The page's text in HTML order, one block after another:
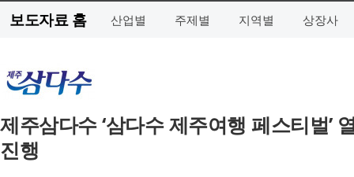
보도자료 홈 산업별 주제별 지역별 상장사
제주삼다수 ‘삼다수 제주여행 페스티벌’
진행